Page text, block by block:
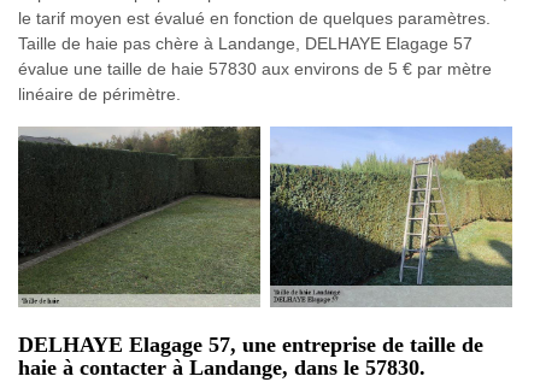
le tarif moyen est évalué en fonction de quelques paramètres.
Taille de haie pas chère à Landange, DELHAYE Elagage 57
évalue une taille de haie 57830 aux environs de 5 € par mètre
linéaire de périmètre.
DELHAYE Elagage 57, une entreprise de taille de
haie à contacter à Landange, dans le 57830.